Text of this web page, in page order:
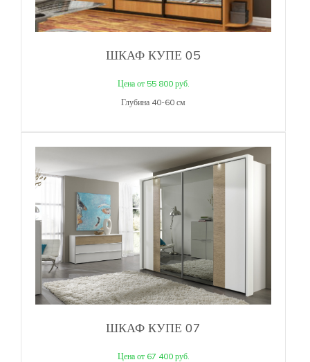
ШКАФ КУПЕ 05
Цена от 55 800 руб.
Глубина 40-60 см
ШКАФ КУПЕ 07
Цена от 67 400 руб.